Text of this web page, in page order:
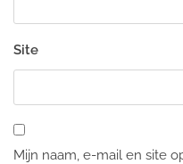
Site
Mijn naam, e-mail en site